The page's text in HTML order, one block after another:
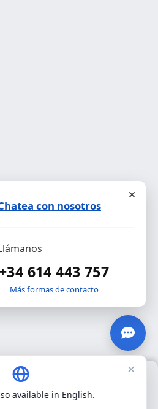
ALMC SECURITY S.L.U.
propias para el funcionamiento
con nosotros
+34 614 443 757
Más formas de contacto
×
available in English.